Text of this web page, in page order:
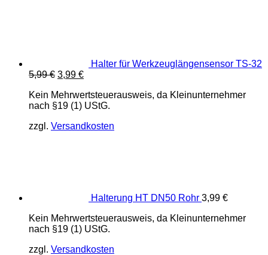
Halter für Werkzeuglängensensor TS-32
5,99€ Ursprünglicher
war:
5,99 €
3,99 €Aktueller
ist:
3,99 €.
Kein Mehrwertsteuerausweis, da Kleinunternehmer
nach §19 (1) UStG.
zzgl. Versandkosten
Halterung HT DN50 Rohr 3,99 €
Kein Mehrwertsteuerausweis, da Kleinunternehmer
nach §19 (1) UStG.
zzgl. Versandkosten